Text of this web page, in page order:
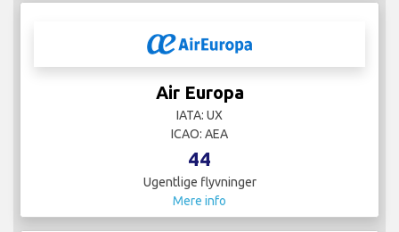
Air Europa
IATA: UX
ICAO: AEA
44
Ugentlige flyvninger
Mere info